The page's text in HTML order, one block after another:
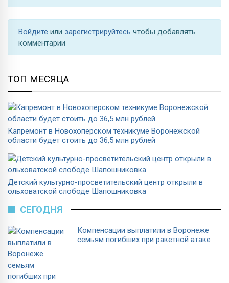
Войдите или зарегистрируйтесь чтобы добавлять
комментарии
ТОП МЕСЯЦА
Капремонт в Новохоперском техникуме Воронежской
области будет стоить до 36,5 млн рублей
Детский культурно-просветительский центр открыли в
ольховатской слободе Шапошниковка
СЕГОДНЯ
Компенсации выплатили в Воронеже
семьям погибших при ракетной атаке